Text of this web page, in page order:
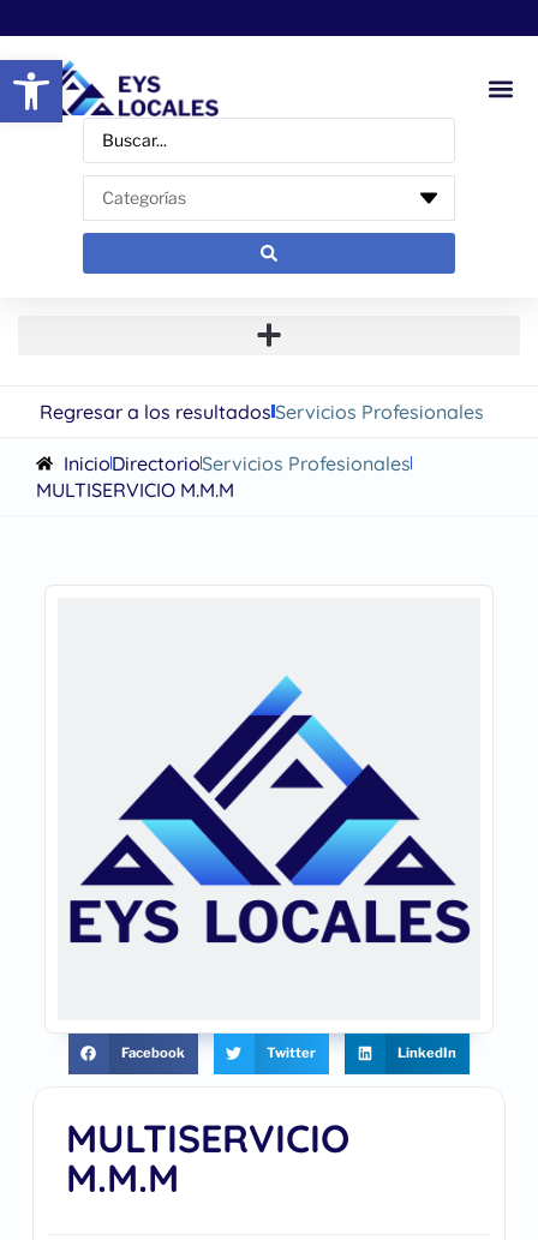
Abrir barra de herramientas
Regresar a los resultadosServicios Profesionales
InicioDirectorioServicios Profesionales
MULTISERVICIO M.M.M
MULTISERVICIO
M.M.M
Facebook Twitter LinkedIn